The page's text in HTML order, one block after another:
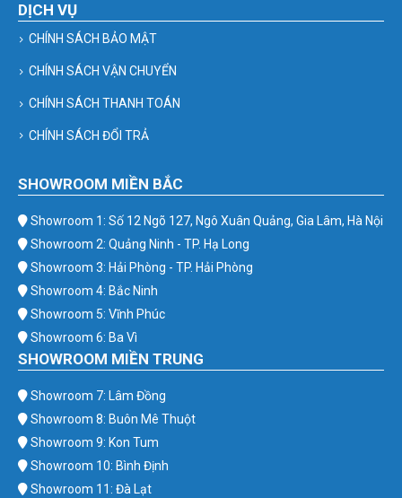
DỊCH VỤ
CHÍNH SÁCH BẢO MẬT
CHÍNH SÁCH VẬN CHUYỂN
CHÍNH SÁCH THANH TOÁN
CHÍNH SÁCH ĐỔI TRẢ
SHOWROOM MIỀN BẮC
Showroom 1: Số 12 Ngõ 127, Ngô Xuân Quảng, Gia Lâm, Hà Nội
Showroom 2: Quảng Ninh - TP. Hạ Long
Showroom 3: Hải Phòng - TP. Hải Phòng
Showroom 4: Bắc Ninh
Showroom 5: Vĩnh Phúc
Showroom 6: Ba Vì
SHOWROOM MIỀN TRUNG
Showroom 7: Lâm Đồng
Showroom 8: Buôn Mê Thuột
Showroom 9: Kon Tum
Showroom 10: Bình Định
Showroom 11: Đà Lạt